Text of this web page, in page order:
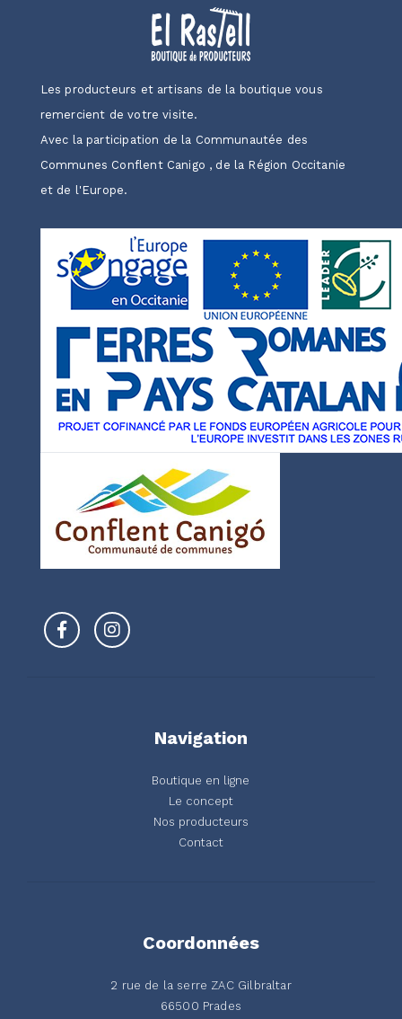
Les producteurs et artisans de la boutique vous
remercient de votre visite.
Avec la participation de la Communautée des
Communes Conflent Canigo , de la Région Occitanie
et de l'Europe.
Navigation
Boutique en ligne
Le concept
Nos producteurs
Contact
Coordonnées
2 rue de la serre ZAC Gilbraltar
66500 Prades